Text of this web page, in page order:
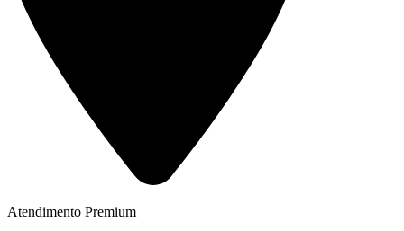
Atendimento Premium